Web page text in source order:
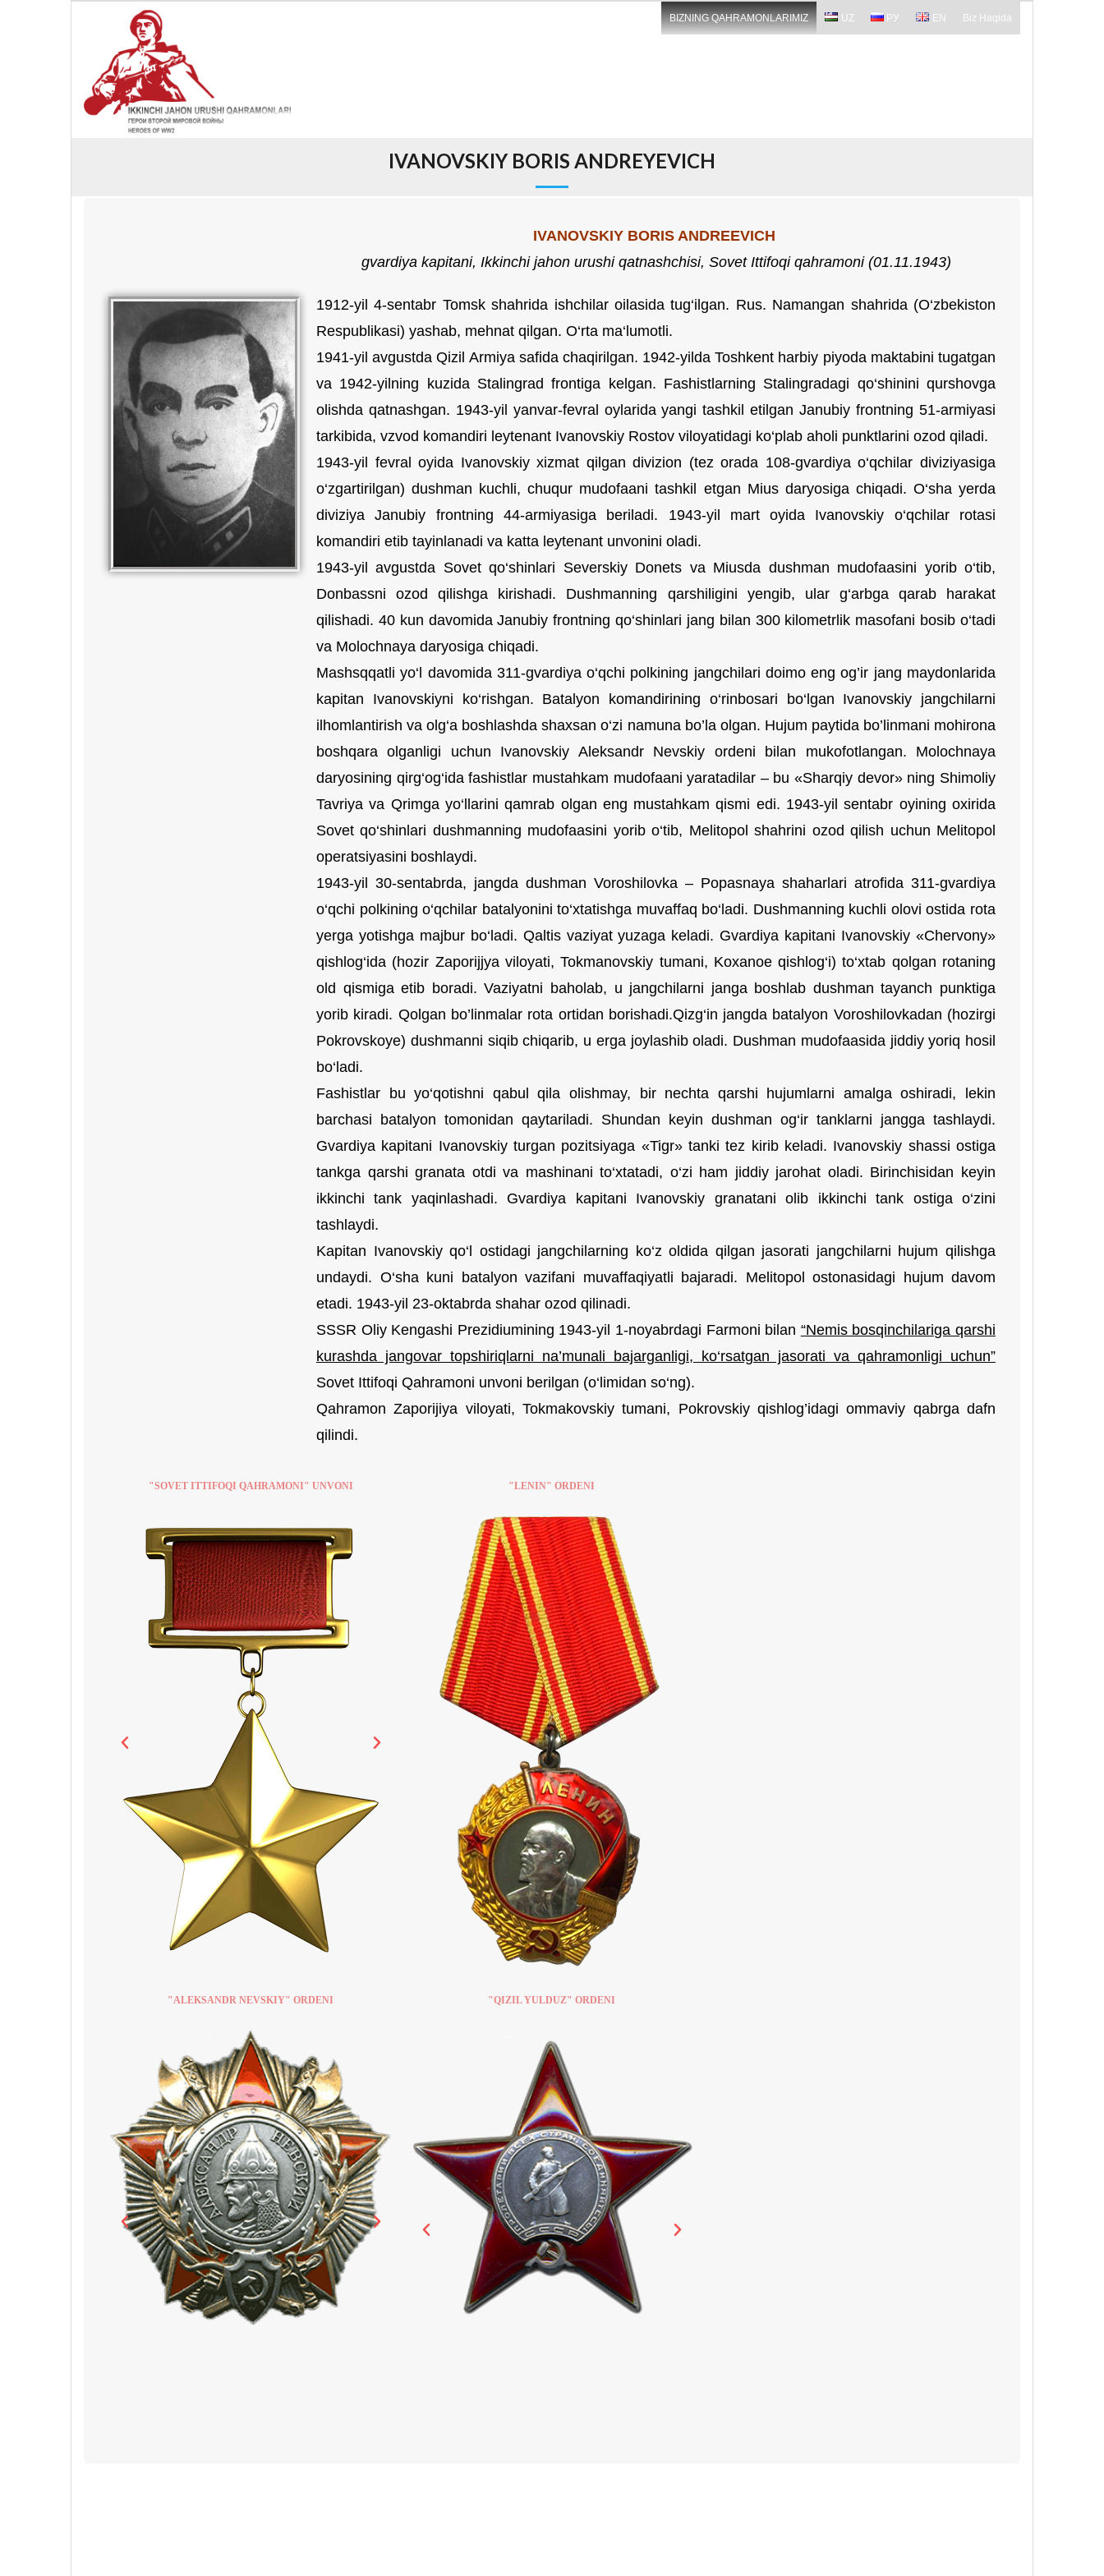
BIZNING QAHRAMONLARIMIZ UZ РУ EN Biz Haqida
IVANOVSKIY BORIS ANDREYEVICH
IVANOVSKIY BORIS ANDREEVICH
gvardiya kapitani, Ikkinchi jahon urushi qatnashchisi, Sovet Ittifoqi qahramoni (01.11.1943)
1912-yil 4-sentabr Tomsk shahrida ishchilar oilasida tug‘ilgan. Rus. Namangan shahrida (O‘zbekiston
Respublikasi) yashab, mehnat qilgan. O‘rta ma‘lumotli.
1941-yil avgustda Qizil Armiya safida chaqirilgan. 1942-yilda Toshkent harbiy piyoda maktabini tugatgan
va 1942-yilning kuzida Stalingrad frontiga kelgan. Fashistlarning Stalingradagi qo‘shinini qurshovga
olishda qatnashgan. 1943-yil yanvar-fevral oylarida yangi tashkil etilgan Janubiy frontning 51-armiyasi
tarkibida, vzvod komandiri leytenant Ivanovskiy Rostov viloyatidagi ko‘plab aholi punktlarini ozod qiladi.
1943-yil fevral oyida Ivanovskiy xizmat qilgan divizion (tez orada 108-gvardiya o‘qchilar diviziyasiga
o‘zgartirilgan) dushman kuchli, chuqur mudofaani tashkil etgan Mius daryosiga chiqadi. O‘sha yerda
diviziya Janubiy frontning 44-armiyasiga beriladi. 1943-yil mart oyida Ivanovskiy o‘qchilar rotasi
komandiri etib tayinlanadi va katta leytenant unvonini oladi.
1943-yil avgustda Sovet qo‘shinlari Severskiy Donets va Miusda dushman mudofaasini yorib o‘tib,
Donbassni ozod qilishga kirishadi. Dushmanning qarshiligini yengib, ular g‘arbga qarab harakat
qilishadi. 40 kun davomida Janubiy frontning qo‘shinlari jang bilan 300 kilometrlik masofani bosib o‘tadi
va Molochnaya daryosiga chiqadi.
Mashsqqatli yo‘l davomida 311-gvardiya o‘qchi polkining jangchilari doimo eng og’ir jang maydonlarida
kapitan Ivanovskiyni ko‘rishgan. Batalyon komandirining o‘rinbosari bo‘lgan Ivanovskiy jangchilarni
ilhomlantirish va olg‘a boshlashda shaxsan o‘zi namuna bo’la olgan. Hujum paytida bo’linmani mohirona
boshqara olganligi uchun Ivanovskiy Aleksandr Nevskiy ordeni bilan mukofotlangan. Molochnaya
daryosining qirg‘og‘ida fashistlar mustahkam mudofaani yaratadilar – bu «Sharqiy devor» ning Shimoliy
Tavriya va Qrimga yo‘llarini qamrab olgan eng mustahkam qismi edi. 1943-yil sentabr oyining oxirida
Sovet qo‘shinlari dushmanning mudofaasini yorib o‘tib, Melitopol shahrini ozod qilish uchun Melitopol
operatsiyasini boshlaydi.
1943-yil 30-sentabrda, jangda dushman Voroshilovka – Popasnaya shaharlari atrofida 311-gvardiya
o‘qchi polkining o‘qchilar batalyonini to‘xtatishga muvaffaq bo‘ladi. Dushmanning kuchli olovi ostida rota
yerga yotishga majbur bo‘ladi. Qaltis vaziyat yuzaga keladi. Gvardiya kapitani Ivanovskiy «Chervony»
qishlog‘ida (hozir Zaporijjya viloyati, Tokmanovskiy tumani, Koxanoe qishlog‘i) to‘xtab qolgan rotaning
old qismiga etib boradi. Vaziyatni baholab, u jangchilarni janga boshlab dushman tayanch punktiga
yorib kiradi. Qolgan bo’linmalar rota ortidan borishadi.Qizg‘in jangda batalyon Voroshilovkadan (hozirgi
Pokrovskoye) dushmanni siqib chiqarib, u erga joylashib oladi. Dushman mudofaasida jiddiy yoriq hosil
bo‘ladi.
Fashistlar bu yo‘qotishni qabul qila olishmay, bir nechta qarshi hujumlarni amalga oshiradi, lekin
barchasi batalyon tomonidan qaytariladi. Shundan keyin dushman og‘ir tanklarni jangga tashlaydi.
Gvardiya kapitani Ivanovskiy turgan pozitsiyaga «Tigr» tanki tez kirib keladi. Ivanovskiy shassi ostiga
tankga qarshi granata otdi va mashinani to‘xtatadi, o‘zi ham jiddiy jarohat oladi. Birinchisidan keyin
ikkinchi tank yaqinlashadi. Gvardiya kapitani Ivanovskiy granatani olib ikkinchi tank ostiga o‘zini
tashlaydi.
Kapitan Ivanovskiy qo‘l ostidagi jangchilarning ko‘z oldida qilgan jasorati jangchilarni hujum qilishga
undaydi. O‘sha kuni batalyon vazifani muvaffaqiyatli bajaradi. Melitopol ostonasidagi hujum davom
etadi. 1943-yil 23-oktabrda shahar ozod qilinadi.
SSSR Oliy Kengashi Prezidiumining 1943-yil 1-noyabrdagi Farmoni bilan “Nemis bosqinchilariga qarshi
kurashda jangovar topshiriqlarni na’munali bajarganligi, ko‘rsatgan jasorati va qahramonligi uchun”
Sovet Ittifoqi Qahramoni unvoni berilgan (o‘limidan so‘ng).
Qahramon Zaporijiya viloyati, Tokmakovskiy tumani, Pokrovskiy qishlog’idagi ommaviy qabrga dafn
qilindi.
"SOVET ITTIFOQI QAHRAMONI" UNVONI "LENIN" ORDENI
"ALEKSANDR NEVSKIY" ORDENI "QIZIL YULDUZ" ORDENI